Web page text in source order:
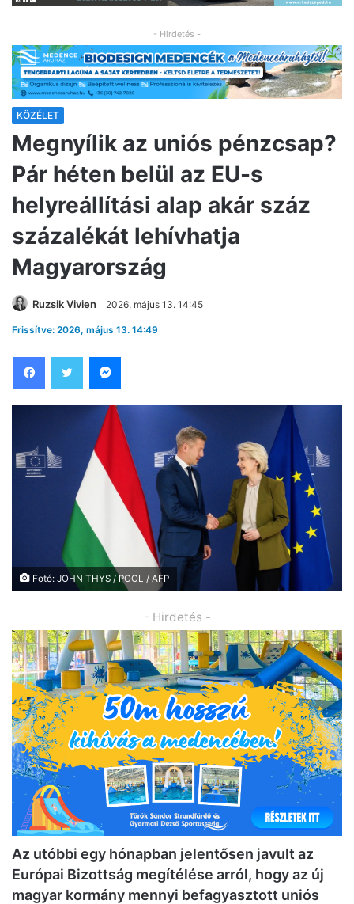
- Hirdetés -
KÖZÉLET
Megnyílik az uniós pénzcsap?
Pár héten belül az EU-s
helyreállítási alap akár száz
százalékát lehívhatja
Magyarország
Ruzsik Vivien 2026, május 13. 14:45
Frissítve: 2026, május 13. 14:49
Fotó: JOHN THYS / POOL / AFP
- Hirdetés -
Az utóbbi egy hónapban jelentősen javult az
Európai Bizottság megítélése arról, hogy az új
magyar kormány mennyi befagyasztott uniós